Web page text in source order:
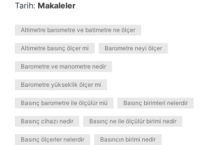
Tarih: Makaleler
Altimetre barometre ve batimetre ne ölçer
Altimetre basınç ölçer mi Barometre neyi ölçer
Barometre ve manometre nedir
Barometre yükseklik ölçer mi
Basınç barometre ile ölçülür mü Basınç birimleri nelerdir
Basınç cihazı nedir Basınç ne ile ölçülür birimi nedir
Basınç ölçerler nelerdir Basıncın birimi nedir